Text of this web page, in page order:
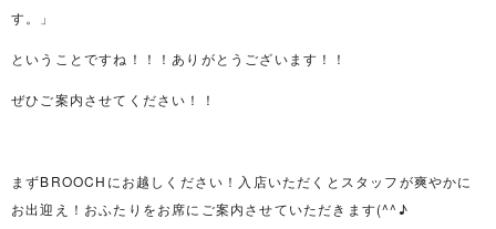
す。」
ということですね！！！ありがとうございます！！
ぜひご案内させてください！！
まずBROOCHにお越しください！入店いただくとスタッフが爽やかに
お出迎え！おふたりをお席にご案内させていただきます(^^♪